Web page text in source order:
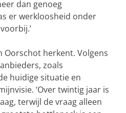
dan genoeg
er werkloosheid onder
Oorschot herkent. Volgens
zoals
huidige situatie en
‘Over twintig jaar is
terwijl de vraag alleen